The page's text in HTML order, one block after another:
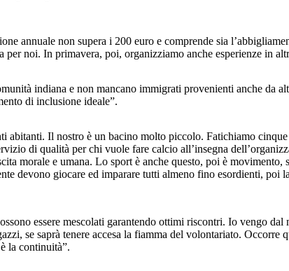
annuale non supera i 200 euro e comprende sia
noi. In primavera, poi, organizziamo anche esperienze in
indiana e non mancano immigrati provenienti anche da
di inclusione ideale”.
abitanti. Il nostro è un bacino molto piccolo. Fatichiamo
di qualità per chi vuole fare calcio all’insegna
morale e umana. Lo sport è anche questo, poi è
devono giocare ed imparare tutti almeno fino esordienti, poi
essere mescolati garantendo ottimi riscontri. Io vengo
se saprà tenere accesa la fiamma del volontariato.
la continuità”.